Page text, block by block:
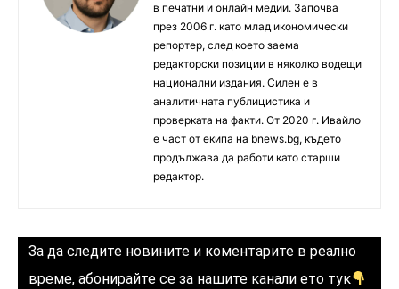
в печатни и онлайн медии. Започва
през 2006 г. като млад икономически
репортер, след което заема
редакторски позиции в няколко водещи
национални издания. Силен е в
аналитичната публицистика и
проверката на факти. От 2020 г. Ивайло
е част от екипа на bnews.bg, където
продължава да работи като старши
редактор.
За да следите новините и коментарите в реално
време, абонирайте се за нашите канали ето тук